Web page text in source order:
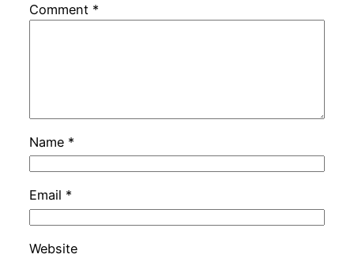
Comment *
Name *
Email *
Website